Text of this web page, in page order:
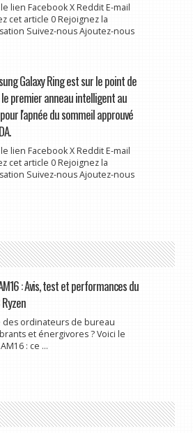
lien Facebook X Reddit E-mail
cet article 0 Rejoignez la
Suivez-nous Ajoutez-nous
Galaxy Ring est sur le point de
premier anneau intelligent au
l'apnée du sommeil approuvé
lien Facebook X Reddit E-mail
cet article 0 Rejoignez la
Suivez-nous Ajoutez-nous
: Avis, test et performances du
des ordinateurs de bureau
et énergivores ? Voici le
: ce ...